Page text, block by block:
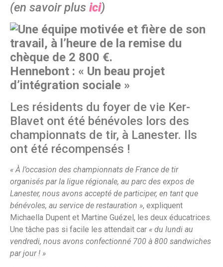
(en savoir plus ici)
Hennebont : « Un beau projet
d’intégration sociale »
Les résidents du foyer de vie Ker-
Blavet ont été bénévoles lors des
championnats de tir, à Lanester. Ils
ont été récompensés !
« À l’occasion des championnats de France de tir
organisés par la ligue régionale, au parc des expos de
Lanester, nous avons accepté de participer, en tant que
bénévoles, au service de restauration », expliquent
Michaella Dupent et Martine Guézel, les deux éducatrices.
Une tâche pas si facile les attendait car « du lundi au
vendredi, nous avons confectionné 700 à 800 sandwiches
par jour ! »